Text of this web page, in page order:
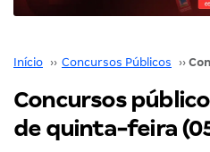
Início ›› Concursos Públicos ››
Concursos
de quinta-feira